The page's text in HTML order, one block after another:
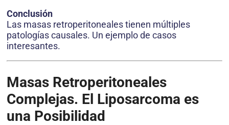
Conclusión
Las masas retroperitoneales tienen múltiples
patologías causales. Un ejemplo de casos
interesantes.
Masas Retroperitoneales
Complejas. El Liposarcoma es
una Posibilidad